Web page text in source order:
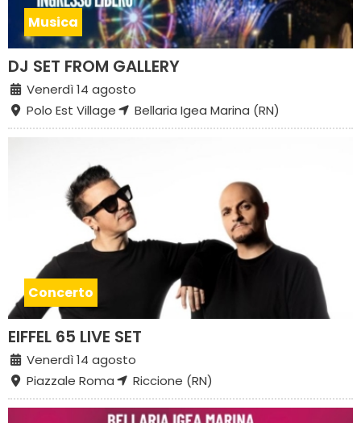
Musica
DJ SET FROM GALLERY
Venerdì 14 agosto
Polo Est Village
Bellaria Igea Marina (RN)
Concerto
EIFFEL 65 LIVE SET
Venerdì 14 agosto
Piazzale Roma
Riccione (RN)